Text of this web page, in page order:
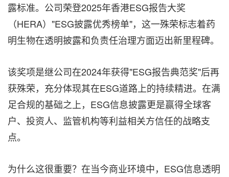
露标准。公司荣登2025年香港ESG报告大奖
（HERA）"ESG披露优秀榜单"，这一殊荣标志着药
明生物在透明披露和负责任治理方面迈出新里程碑。
该奖项是继公司在2024年获得"ESG报告典范奖"后再
获殊荣，充分体现其在ESG道路上的持续精进。在满
足合规的基础之上，ESG信息披露更是赢得全球客
户、投资人、监管机构等利益相关方信任的战略支
点。
为什么这很重要？在当今商业环境中，ESG信息透明